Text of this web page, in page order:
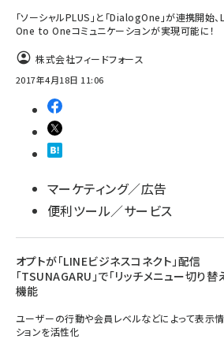
「ソーシャルPLUS」と「DialogOne」が連携開始
One to Oneコミュニケーションが実現可能に！
株式会社フィードフォース
2017年4月18日 11:06
マーケティング／広告
便利ツール／サービス
オプトが「LINEビジネスコネクト」配信
「TSUNAGARU」で「リッチメニュー切り替
機能
ユーザーの行動や会員レベルなどによって表示情
ションを活性化